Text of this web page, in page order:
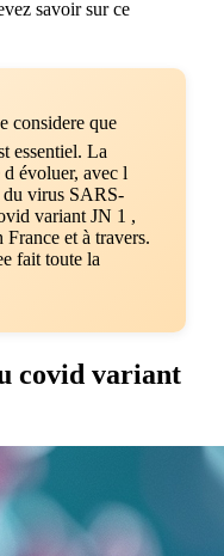
savoir sur ce
considere que
essentiel. La
évoluer, avec l
du virus SARS-
variant JN 1 ,
et à travers.
fait toute la
covid variant